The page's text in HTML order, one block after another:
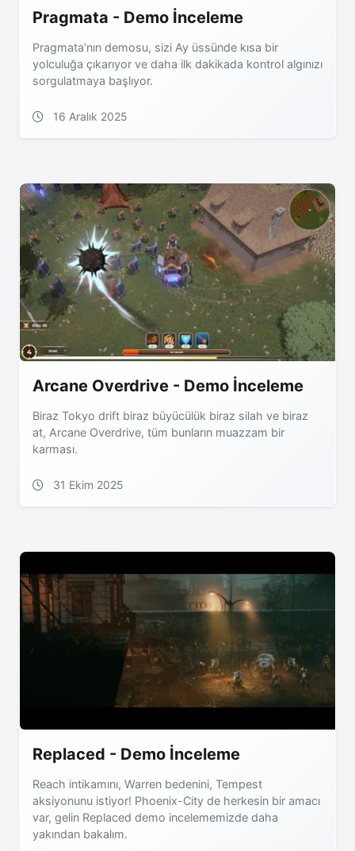
Replaced - Demo İnceleme
Reach intikamını, Warren bedenini, Tempest
aksiyonunu istiyor! Phoenix-City de herkesin bir amacı
var, gelin Replaced demo incelememizde daha
yakından bakalım.
Pragmata - Demo İnceleme
Pragmata’nın demosu, sizi Ay üssünde kısa bir
yolculuğa çıkarıyor ve daha ilk dakikada kontrol algınızı
sorgulatmaya başlıyor.
16 Aralık 2025
Arcane Overdrive - Demo İnceleme
Biraz Tokyo drift biraz büyücülük biraz silah ve biraz
at, Arcane Overdrive, tüm bunların muazzam bir
karması.
31 Ekim 2025